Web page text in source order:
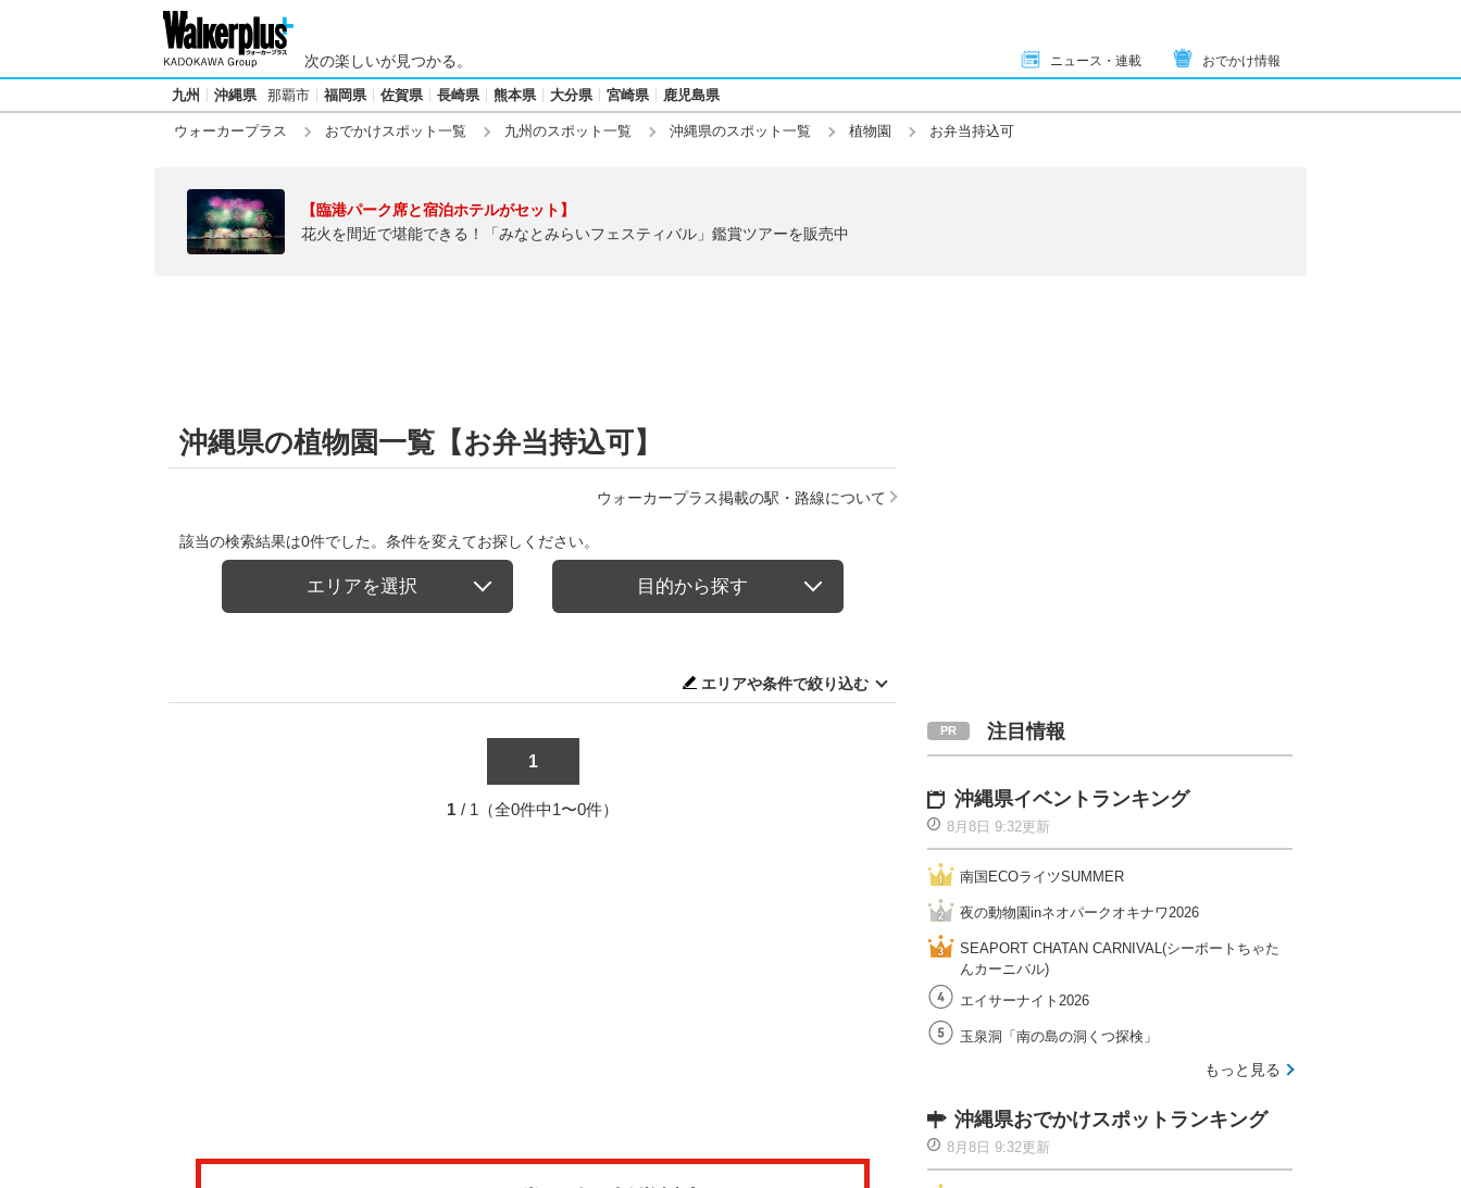
次の楽しいが見つかる。 ニュース・連載 おでかけ情報
九州 沖縄県 那覇市 福岡県 佐賀県 長崎県 熊本県 大分県 宮崎県 鹿児島県
ウォーカープラス おでかけスポット一覧 九州のスポット一覧 沖縄県のスポット一覧 植物園 お弁当持込可
【臨港パーク席と宿泊ホテルがセット】
花火を間近で堪能できる！「みなとみらいフェスティバル」鑑賞ツアーを販売中
沖縄県の植物園一覧【お弁当持込可】
ウォーカープラス掲載の駅・路線について
該当の検索結果は0件でした。条件を変えてお探しください。
エリアを選択 目的から探す
エリアや条件で絞り込む
1
1 / 1（全0件中1〜0件）
注目情報
沖縄県イベントランキング
8月8日 9:32更新
南国ECOライツSUMMER
夜の動物園inネオパークオキナワ2026
SEAPORT CHATAN CARNIVAL(シーポートちゃた
んカーニバル)
エイサーナイト2026
玉泉洞「南の島の洞くつ探検」
もっと見る
沖縄県おでかけスポットランキング
8月8日 9:32更新